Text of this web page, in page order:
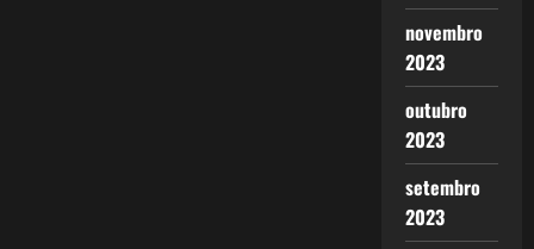
novembro
2023
outubro
2023
setembro
2023